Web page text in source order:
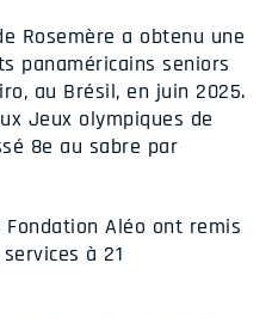
Rosemère a obtenu une
panaméricains seniors
au Brésil, en juin 2025.
Jeux olympiques de
8e au sabre par
Aléo ont remis
à 21